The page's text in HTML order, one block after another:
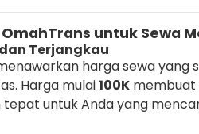
untuk Sewa
Terjangkau
harga sewa yang
Harga mulai100K membuat
untuk Anda yang